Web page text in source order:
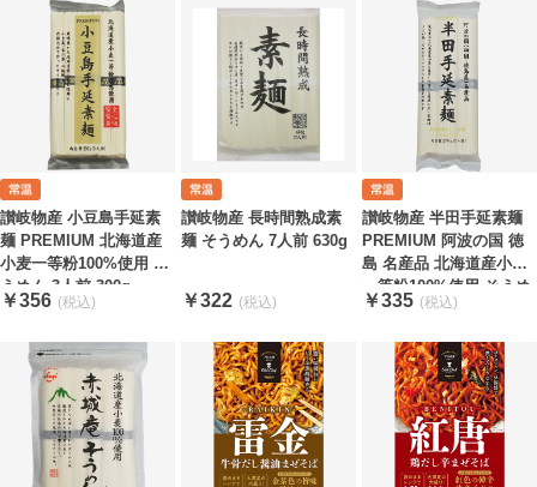
讃岐物産 小豆島手延素
麺 PREMIUM 北海道産
小麦一等粉100%使用 そ
うめん 3人前 300g
￥356
讃岐物産 長時間熟成素
麺 そうめん 7人前 630g
￥322
讃岐物産 半田手延素麺
PREMIUM 阿波の国 徳
島 名産品 北海道産小麦
一等粉100%使用 そうめ
ん 3人前 270g
￥335